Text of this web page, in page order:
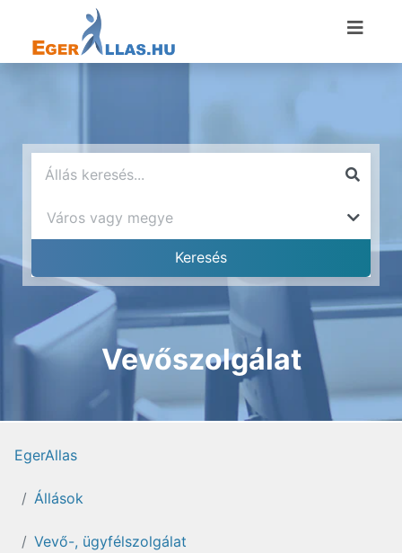
Vevőszolgálat
EgerAllas
Állások
Vevő-, ügyfélszolgálat